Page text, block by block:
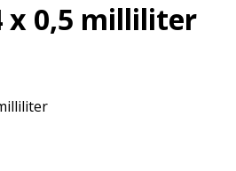
x 0,5 milliliter